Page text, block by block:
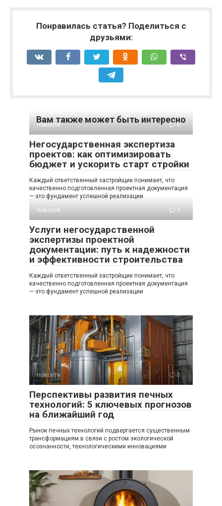
Понравилась статья? Поделиться с
друзьями:
Вам также может быть интересно
Новости 0
Негосударственная экспертиза
проектов: как оптимизировать
бюджет и ускорить старт стройки
Каждый ответственный застройщик понимает, что
качественно подготовленная проектная документация
— это фундамент успешной реализации
Новости
0
Услуги негосударственной
экспертизы проектной
документации: путь к надежности
и эффективности строительства
Каждый ответственный застройщик понимает, что
качественно подготовленная проектная документация
— это фундамент успешной реализации
Новости 0
Перспективы развития печных
технологий: 5 ключевых прогнозов
на ближайший год
Рынок печных технологий подвергается существенным
трансформациям в связи с ростом экологической
осознанности, технологическими инновациями